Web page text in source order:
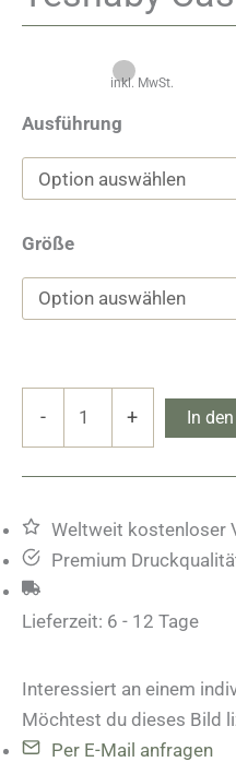
inkl. MwSt.
Ausführung
Größe
- + In
Weltweit kostenloser
Premium
Lieferzeit: 6 - 12 Tage
Interessiert an einem
Möchtest du dieses Bild
Per E-Mail anfragen